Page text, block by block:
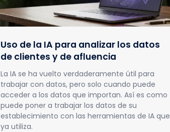
Uso de la IA para analizar los datos
de clientes y de afluencia
La IA se ha vuelto verdaderamente útil para
trabajar con datos, pero solo cuando puede
acceder a los datos que importan. Así es como
puede poner a trabajar los datos de su
establecimiento con las herramientas de IA que
ya utiliza.